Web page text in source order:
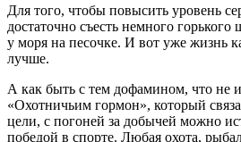
Для того, чтобы повысить уровень
достаточно съесть немного горького
у моря на песочке. И вот уже жизнь
лучше.
А как быть с тем дофамином, что не
«Охотничьим гормон», который
цели, с погоней за добычей можно
победой в спорте. Любая охота,